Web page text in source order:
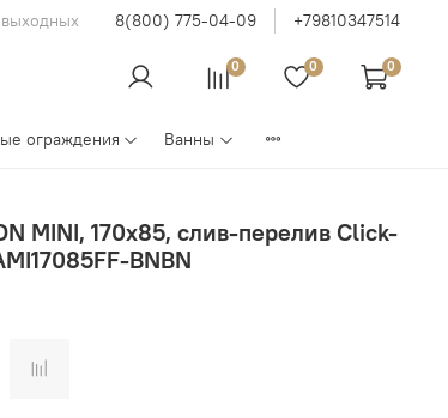
8(800) 775-04-09 +79810347514
0 0 0
ограждения Ванны
MINI, 170х85, слив-перелив Click-
BNBN